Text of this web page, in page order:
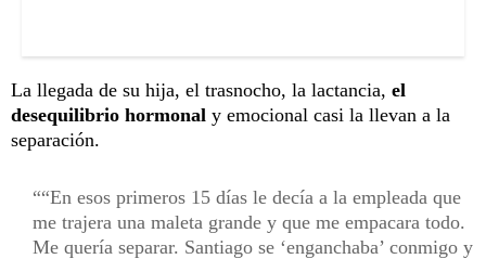
La llegada de su hija, el trasnocho, la lactancia, el
desequilibrio hormonal y emocional casi la llevan a la
separación.
“En esos primeros 15 días le decía a la empleada que
me trajera una maleta grande y que me empacara todo.
Me quería separar. Santiago se ‘enganchaba’ conmigo y